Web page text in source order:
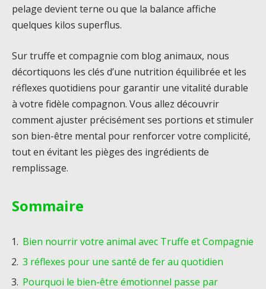
pelage devient terne ou que la balance affiche
quelques kilos superflus.
Sur truffe et compagnie com blog animaux, nous
décortiquons les clés d’une nutrition équilibrée et les
réflexes quotidiens pour garantir une vitalité durable
à votre fidèle compagnon. Vous allez découvrir
comment ajuster précisément ses portions et stimuler
son bien-être mental pour renforcer votre complicité,
tout en évitant les pièges des ingrédients de
remplissage.
Sommaire
Bien nourrir votre animal avec Truffe et Compagnie
3 réflexes pour une santé de fer au quotidien
Pourquoi le bien-être émotionnel passe par